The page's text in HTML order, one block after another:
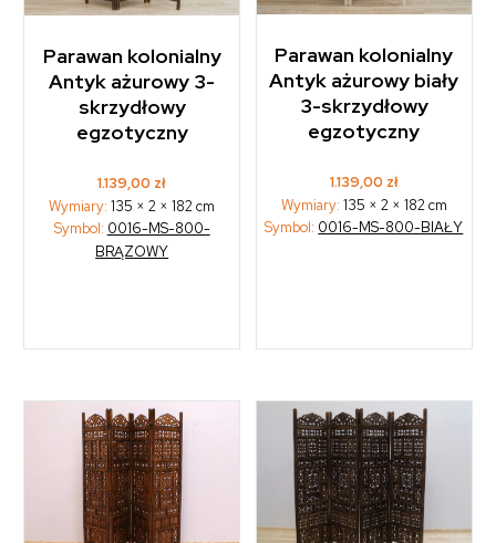
Parawan kolonialny
Antyk ażurowy 3-
skrzydłowy
egzotyczny
1.139,00 zł
Wymiary:135 × 2 × 182 cm
Symbol: 0016-MS-800-
BRĄZOWY
Parawan kolonialny
Antyk ażurowy biały
3-skrzydłowy
egzotyczny
1.139,00 zł
Wymiary: 135 × 2 × 182 cm
Symbol: 0016-MS-800-BIAŁY